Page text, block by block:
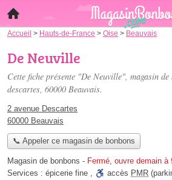
Accueil > Hauts-de-France > Oise > Beauvais
De Neuville
Cette fiche présente "De Neuville", magasin de
descartes, 60000 Beauvais.
2 avenue Descartes
60000 Beauvais
📞 Appeler ce magasin de bonbons
Magasin de bonbons - Fermé, ouvre demain à
Services : épicerie fine , accès PMR